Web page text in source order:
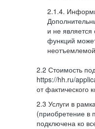
2.1.4.
и не
функций
2.2 Стоимость
https://hh.ru/
от фактического
2.3 Услуги в
(приобретение в
подключена ко